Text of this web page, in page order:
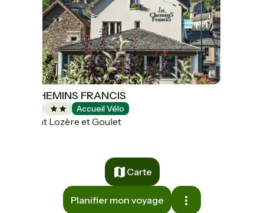
LES CHEMINS FRANCIS
Accueil Vélo
Mont Lozère et Goulet
Carte
Planifier mon voyage